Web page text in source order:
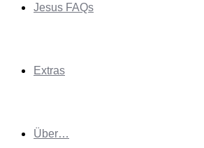
Jesus FAQs
Extras
Über…